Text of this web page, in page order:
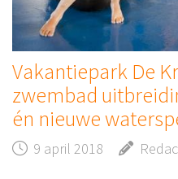
Vakantiepark De
zwembad
én nieuwe
9 april 2018